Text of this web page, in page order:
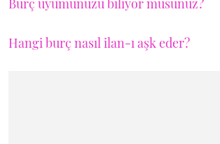
Burç uyumunuzu biliyor musunuz?
Hangi burç nasıl ilan-ı aşk eder?